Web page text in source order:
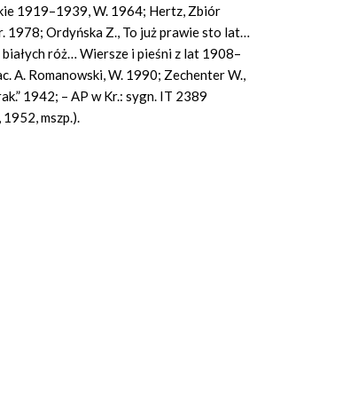
1919–1939, W. 1964; Hertz, Zbiór
1978; Ordyńska Z., To już prawie sto lat…
róż… Wiersze i pieśni z lat 1908–
A. Romanowski, W. 1990; Zechenter W.,
1942; – AP w Kr.: sygn. IT 2389
mszp.).